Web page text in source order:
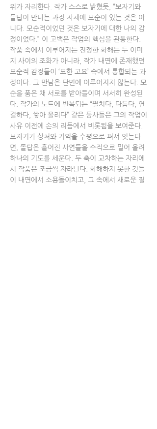
위가 자리한다. 작가 스스로 밝혔듯, “보자기와
돌탑이 만나는 과정 자체에 모순이 있는 것은 아
니다. 모순적이었던 것은 보자기에 대한 나의 감
정이었다.” 이 고백은 작업의 핵심을 관통한다.
작품 속에서 이루어지는 진정한 화해는 두 이미
지 사이의 조화가 아니라, 작가 내면에 존재했던
모순적 감정들이 ‘묘한 고요’ 속에서 통합되는 과
정이다. 그 만남은 단번에 이루어지지 않는다. 모
순을 품은 채 서로를 받아들이며 서서히 완성된
다. 작가의 노트에 반복되는 “펼치다, 다듬다, 연
결하다, 쌓아 올리다” 같은 동사들은 그의 작업이
사유 이전에 손의 리듬에서 비롯됨을 보여준다.
보자기가 상처와 기억을 수평으로 펴서 잇는다
면, 돌탑은 흩어진 사연들을 수직으로 밀어 올려
하나의 기도를 세운다. 두 축이 교차하는 자리에
서 작품은 조금씩 자라난다. 화해하지 못한 것들
이 내면에서 소용돌이치고, 그 속에서 새로운 질